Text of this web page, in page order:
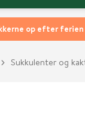
op efter
Sukkulenter og